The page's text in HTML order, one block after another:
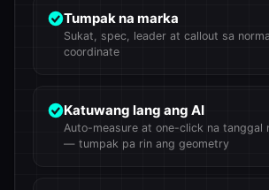
Tumpak na marka
Sukat, spec, leader at callout sa
coordinate
Katuwang lang ang AI
Auto-measure at one-click na tanggal
— tumpak pa rin ang geometry